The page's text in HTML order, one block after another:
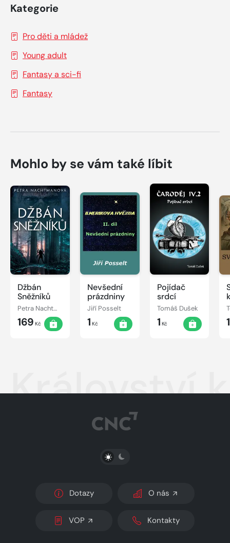
Kategorie
Pro děti a mládež
Young adult
Fantasy a sci-fi
Fantasy
Mohlo by se vám také líbit
Džbán
Sněžníků
Petra Nachtmanová
169 Kč
Nevšední
prázdniny
Jiří Posselt
1 Kč
Pojídač
srdcí
Tomáš Dušek
1 Kč
Království
PŘEPNOUT SVĚTLÝ/TMAVÝ REŽIM
Dotazy O nás
VOP Kontakty